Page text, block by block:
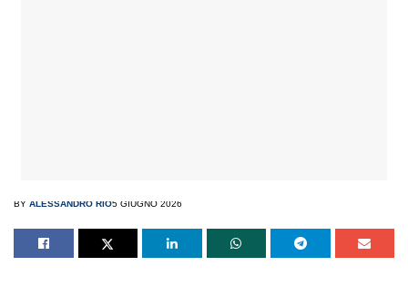
BY ALESSANDRO RIO5 GIUGNO 2026